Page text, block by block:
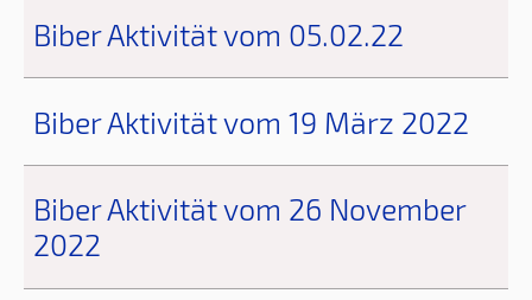
Biber Aktivität vom 05.02.22
Biber Aktivität vom 19 März 2022
Biber Aktivität vom 26 November
2022